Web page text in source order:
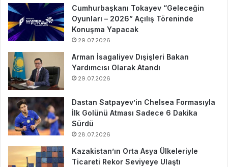
Cumhurbaşkanı Tokayev “Geleceğin
Oyunları – 2026” Açılış Töreninde
Konuşma Yapacak
29.07.2026
Arman İsagaliyev Dışişleri Bakan
Yardımcısı Olarak Atandı
29.07.2026
Dastan Satpayev’in Chelsea Formasıyla
İlk Golünü Atması Sadece 6 Dakika
Sürdü
28.07.2026
Kazakistan’ın Orta Asya Ülkeleriyle
Ticareti Rekor Seviyeye Ulaştı